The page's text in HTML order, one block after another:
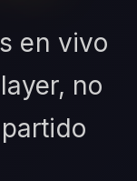
en vivo
no